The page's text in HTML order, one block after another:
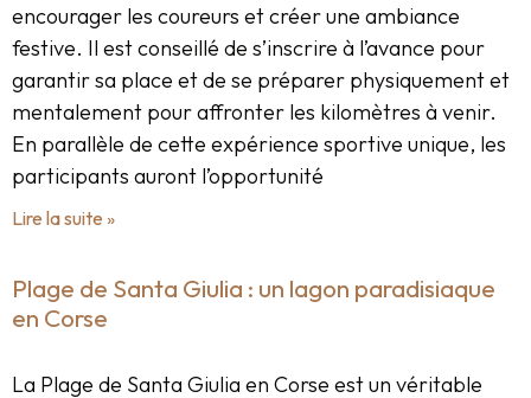
encourager les coureurs et créer une ambiance
festive. Il est conseillé de s’inscrire à l’avance pour
garantir sa place et de se préparer physiquement et
mentalement pour affronter les kilomètres à venir.
En parallèle de cette expérience sportive unique, les
participants auront l’opportunité
Lire la suite »
Plage de Santa Giulia : un lagon paradisiaque
en Corse
La Plage de Santa Giulia en Corse est un véritable